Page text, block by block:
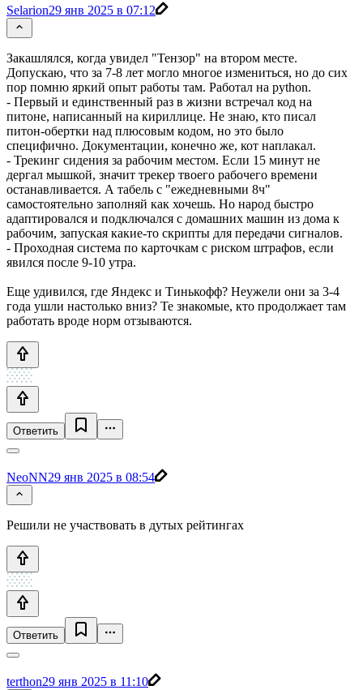
Selarion29 янв 2025 в 07:12
Закашлялся, когда увидел "Тензор" на втором месте.
Допускаю, что за 7-8 лет могло многое измениться, но до сих
пор помню яркий опыт работы там. Работал на python.
- Первый и единственный раз в жизни встречал код на
питоне, написанный на кириллице. Не знаю, кто писал
питон-обертки над плюсовым кодом, но это было
специфично. Документации, конечно же, кот наплакал.
- Трекинг сидения за рабочим местом. Если 15 минут не
дергал мышкой, значит трекер твоего рабочего времени
останавливается. А табель с "ежедневными 8ч"
самостоятельно заполняй как хочешь. Но народ быстро
адаптировался и подключался с домашних машин из дома к
рабочим, запуская какие-то скрипты для передачи сигналов.
- Проходная система по карточкам с риском штрафов, если
явился после 9-10 утра.
Еще удивился, где Яндекс и Тинькофф? Неужели они за 3-4
года ушли настолько вниз? Те знакомые, кто продолжает там
работать вроде норм отзываются.
Ответить
NeoNN29 янв 2025 в 08:54
Решили не участвовать в дутых рейтингах
Ответить
terthon29 янв 2025 в 11:10